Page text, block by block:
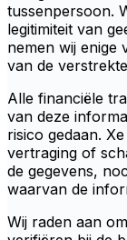
tussenpersoon.
legitimiteit van
nemen wij enige
van de
Alle financiële
van deze
risico gedaan.
vertraging of
de gegevens,
waarvan de
Wij raden aan